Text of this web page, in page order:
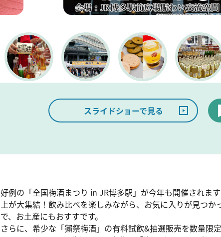
スライドショーで見る
好例の「全国梅酒まつり in JR博多駅」が今年も開催されま
上が大集結！飲み比べを楽しみながら、お気に入りが見つ
で、お土産にもおすすです。
さらに、希少な「獺祭梅酒」の有料試飲&抽選販売を数量